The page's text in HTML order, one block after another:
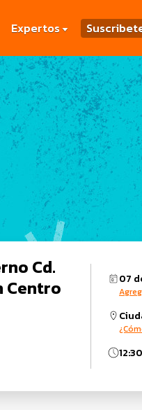
Expertos
Cd.
Centro
07